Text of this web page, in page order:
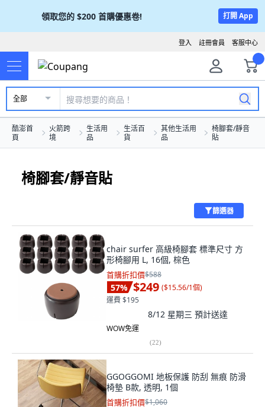
領取您的 $200 首購優惠卷! 打開 App
客服中心
註冊會員
登入
全部
酷澎首
頁
火箭跨
境
生活用
品
生活百
貨
其他生活用
品
椅腳套/靜音
貼
椅腳套/靜音貼
篩選器
chair surfer 高級椅腳套 標準尺寸 方
形椅腳用 L, 16個, 棕色
首購折扣價$588
57% $249 ($15.56/1個)
運費 $195
8/12 星期三 預計送達
WOW免運
(22)
GGOGGOMI 地板保護 防刮 無痕 防滑
椅墊 B款, 透明, 1個
首購折扣價$1,060